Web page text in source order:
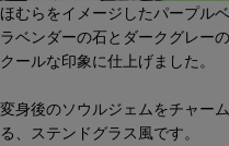
ほむらをイメージしたパープル
ラベンダーの石とダークグレー
クールな印象に仕上げました。
変身後のソウルジェムをチャー
る、ステンドグラス風です。